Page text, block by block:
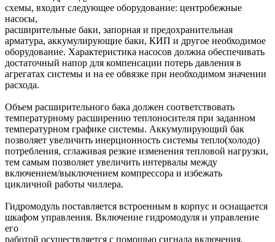
схемы, входит следующее оборудование: центробежные
насосы,
расширительные баки, запорная и предохранительная
арматура, аккумулирующие баки, КИП и другое необходимое
оборудование. Характеристика насосов должна обеспечивать
достаточный напор для компенсации потерь давления в
агрегатах системы и на ее обвязке при необходимом значении
расхода.
Объем расширительного бака должен соответствовать
температурному расширению теплоносителя при заданном
температурном графике системы. Аккумулирующий бак
позволяет увеличить инерционность системы тепло(холодо)
потребления, сглаживая резкие изменения тепловой нагрузки,
тем самым позволяет увеличить интервалы между
включением/выключением компрессора и избежать
цикличной работы чиллера.
Гидромодуль поставляется встроенным в корпус и оснащается
шкафом управления. Включение гидромодуля и управление
его
работой осуществляется с помощью сигнала включения,